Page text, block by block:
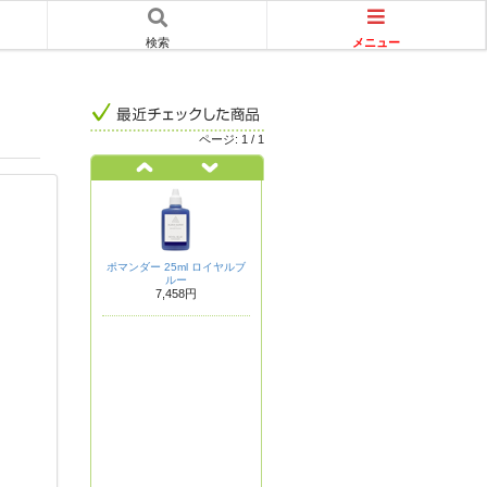
検索 メニュー
ページ: 1 / 1
ポマンダー 25ml ロイヤルブ
ルー
7,458円